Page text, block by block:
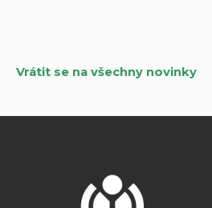
Vrátit se na všechny novinky